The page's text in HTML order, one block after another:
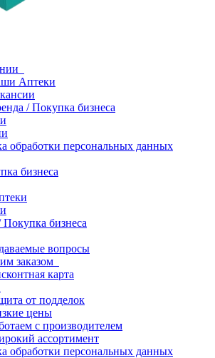
Аптеки
/ Покупка бизнеса
обработки персональных данных
бизнеса
бизнеса
вопросы
заказом
карта
от подделок
цены
с производителем
ассортимент
обработки персональных данных